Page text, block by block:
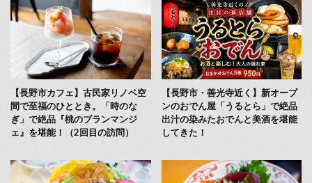
【長野市カフェ】古民家リノベ空
間で至福のひととき。「時のな
ぎ」で絶品『桃のブランマンジ
ェ』を堪能！（2回目の訪問）
【長野市・善光寺近く】新オープ
ンのおでん屋「うるとら」で絶品
出汁の染みたおでんと美酒を堪能
してきた！